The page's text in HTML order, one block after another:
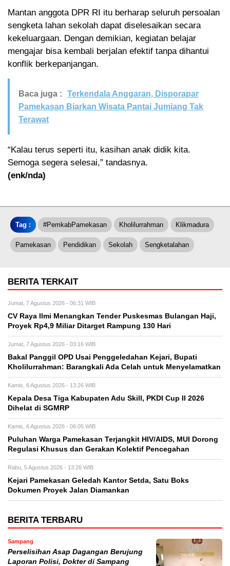
Mantan anggota DPR RI itu berharap seluruh persoalan
sengketa lahan sekolah dapat diselesaikan secara
kekeluargaan. Dengan demikian, kegiatan belajar
mengajar bisa kembali berjalan efektif tanpa dihantui
konflik berkepanjangan.
Baca juga :
Terkendala Anggaran, Disporapar
Pamekasan Biarkan Wisata Pantai Jumiang Tak
Terawat
“Kalau terus seperti itu, kasihan anak didik kita.
Semoga segera selesai,” tandasnya.
(enk/nda)
Tag : #PemkabPamekasan Kholilurrahman Klikmadura
Pamekasan Pendidikan Sekolah Sengketalahan
BERITA TERKAIT
Jumat, 7 Agustus 2026 - 06:31 WIB
CV Raya Ilmi Menangkan Tender Puskesmas Bulangan Haji,
Proyek Rp4,9 Miliar Ditarget Rampung 130 Hari
Jumat, 7 Agustus 2026 - 03:16 WIB
Bakal Panggil OPD Usai Penggeledahan Kejari, Bupati
Kholilurrahman: Barangkali Ada Celah untuk Menyelamatkan
Kamis, 6 Agustus 2026 - 13:26 WIB
Kepala Desa Tiga Kabupaten Adu Skill, PKDI Cup II 2026
Dihelat di SGMRP
Kamis, 6 Agustus 2026 - 06:05 WIB
Puluhan Warga Pamekasan Terjangkit HIV/AIDS, MUI Dorong
Regulasi Khusus dan Gerakan Kolektif Pencegahan
Rabu, 5 Agustus 2026 - 13:26 WIB
Kejari Pamekasan Geledah Kantor Setda, Satu Boks
Dokumen Proyek Jalan Diamankan
BERITA TERBARU
Sampang
Perselisihan Asap Dagangan Berujung
Laporan Polisi, Dokter di Sampang